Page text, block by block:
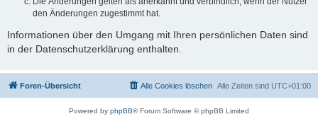
den Änderungen zugestimmt hat.
Informationen über den Umgang mit Ihren persönlichen Daten sind
in der Datenschutzerklärung enthalten.
Foren-Übersicht Alle Zeiten sind UTC+01:00
Alle Cookies löschen
Powered by phpBB® Forum Software © phpBB Limited